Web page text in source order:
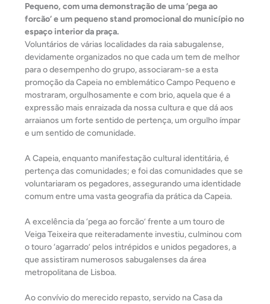
Pequeno, com uma demonstração de uma ‘pega ao
forcão’ e um pequeno stand promocional do município no
espaço interior da praça.
Voluntários de várias localidades da raia sabugalense,
devidamente organizados no que cada um tem de melhor
para o desempenho do grupo, associaram-se a esta
promoção da Capeia no emblemático Campo Pequeno e
mostraram, orgulhosamente e com brio, aquela que é a
expressão mais enraizada da nossa cultura e que dá aos
arraianos um forte sentido de pertença, um orgulho ímpar
e um sentido de comunidade.
A Capeia, enquanto manifestação cultural identitária, é
pertença das comunidades; e foi das comunidades que se
voluntariaram os pegadores, assegurando uma identidade
comum entre uma vasta geografia da prática da Capeia.
A excelência da ‘pega ao forcão’ frente a um touro de
Veiga Teixeira que reiteradamente investiu, culminou com
o touro ‘agarrado’ pelos intrépidos e unidos pegadores, a
que assistiram numerosos sabugalenses da área
metropolitana de Lisboa.
Ao convívio do merecido repasto, servido na Casa da